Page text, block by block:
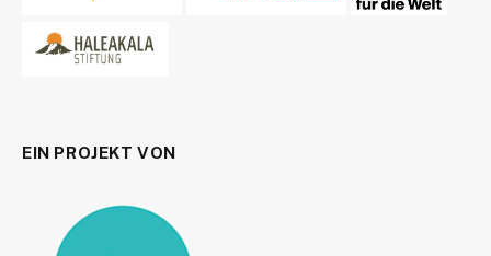
EIN PROJEKT VON